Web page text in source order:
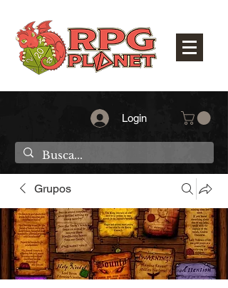
Login
Grupos